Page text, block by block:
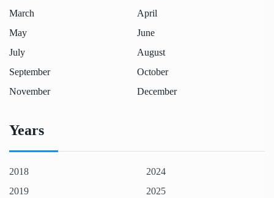
March
April
May
June
July
August
September
October
November
December
Years
2018
2019
2024
2025